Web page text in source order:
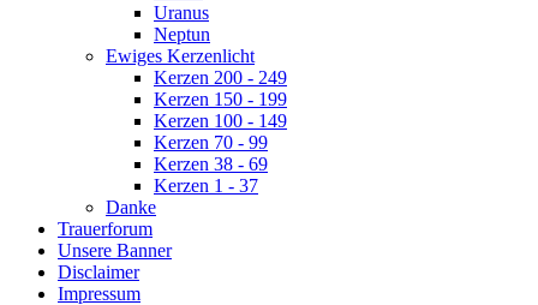
Uranus
Neptun
Ewiges Kerzenlicht
Kerzen 200 - 249
Kerzen 150 - 199
Kerzen 100 - 149
Kerzen 70 - 99
Kerzen 38 - 69
Kerzen 1 - 37
Danke
Trauerforum
Unsere Banner
Disclaimer
Impressum